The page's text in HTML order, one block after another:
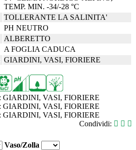
TEMP. MIN. -34/-28 °C
TOLLERANTE LA SALINITA'
PH NEUTRO
ALBERETTO
A FOGLIA CADUCA
GIARDINI, VASI, FIORIERE
Condividi:
Vaso/Zolla